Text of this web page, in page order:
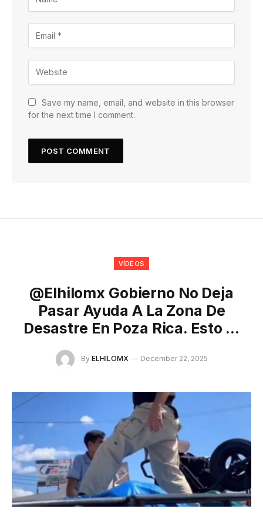
Save my name, email, and website in this browser
for the next time I comment.
VÍDEOS
@elhilomx Gobierno No Deja
Pasar Ayuda A La Zona De
Desastre En Poza Rica. Esto …
By ELHILOMX December 22, 2025